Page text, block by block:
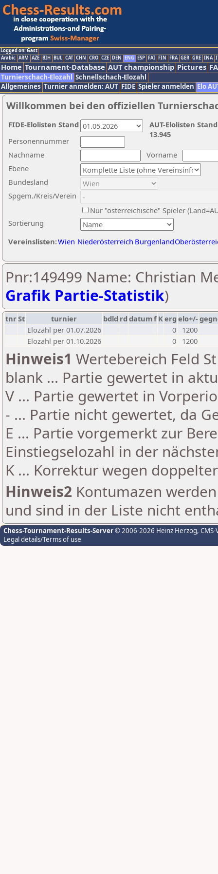
Logged on: Gast
Arabic ARM AZE BIH BUL CAT CHN CRO CZE DEN ENG ESP FAI FIN FRA GER GRE INA
Home Tournament-Database AUT championship Pictures
Turnierschach-Elozahl Schnellschach-Elozahl
Allgemeines Turnier anmelden: AUT FIDE Spieler anmelden Elo
Willkommen bei den offiziellen
Nachname
Vorname
Ebene
Sortierung
Personennummer
Bundesland
Spgem./Kreis/Verein
Nur "österreichische" Spieler
Vereinslisten:Wien Niederösterreich Burgenland
AUT-Elolisten
13.945
FIDE-Elolisten Stand
Pnr:149499 Name: Christian
Grafik Partie-Statistik)
tnrSt turnier bdld rd datumf Kerg elo+/-
Elozahl per 01.07.2026
0
1200
Elozahl per 01.10.2026
0 1200
Hinweis1 Wertebereich Feld
blank ... Partie gewertet in
V ... Partie gewertet in
- ... Partie nicht gewertet, da
E ... Partie vorgemerkt zur
Einstiegselozahl in der
K ... Korrektur wegen
Hinweis2 Kontumazen
und sind in der Liste nicht
Chess-Tournament-Results-Server© 2006-2026 Heinz Herzog,
Legal details/Terms of use